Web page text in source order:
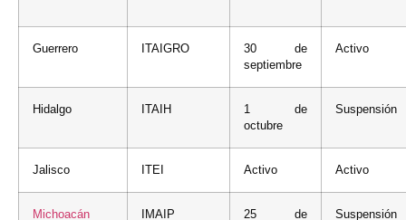
Guerrero ITAIGRO
30 de
septiembre
Activo
Hidalgo ITAIH
1 de
octubre
Suspensión
Jalisco ITEI Activo Activo
Michoacán IMAIP
25 de
Suspensión